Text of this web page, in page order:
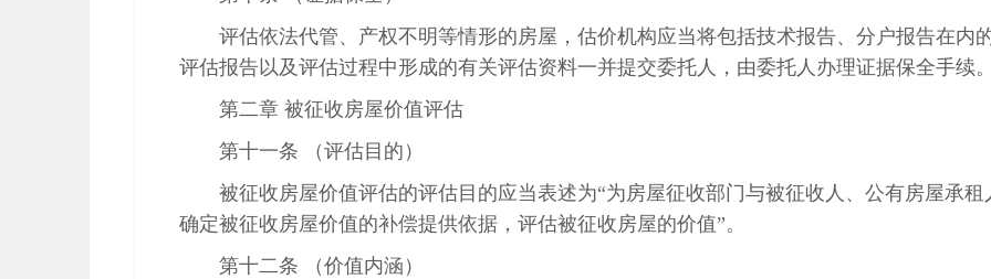
评估依法代管、产权不明等情形的房屋，估价机构应当将包括技术报告、分户报告在内
评估报告以及评估过程中形成的有关评估资料一并提交委托人，由委托人办理证据保全手续。
第二章 被征收房屋价值评估
第十一条 （评估目的）
被征收房屋价值评估的评估目的应当表述为“为房屋征收部门与被征收人、公有房屋承租
确定被征收房屋价值的补偿提供依据，评估被征收房屋的价值”。
第十二条 （价值内涵）